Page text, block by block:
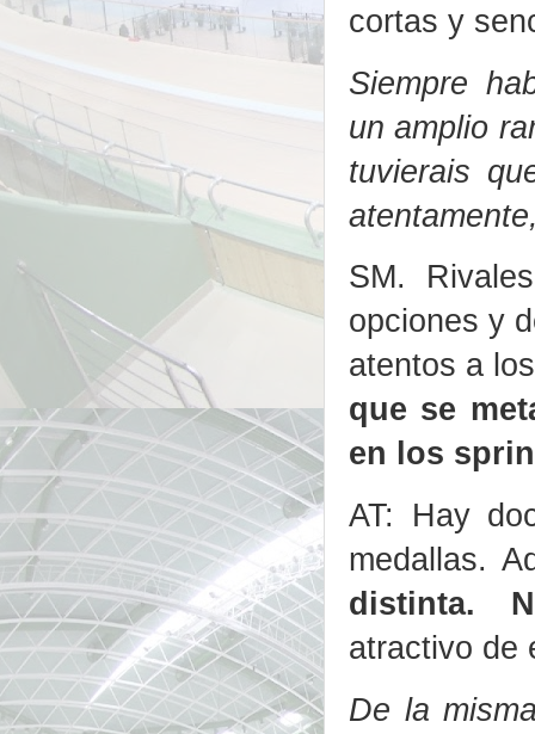
cortas y
Siempre
un amplio
tuvierais
SM.
opciones y
atentos a
que se
en los
AT: Hay
medallas.
distinta.
atractivo de
De la